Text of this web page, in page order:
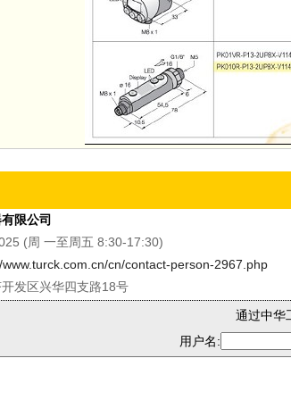
限公司
(周 一至周五 8:30-17:30)
www.turck.com.cn/cn/contact-person-2967.php
发区兴华四支路18号
通过中华
用户名: